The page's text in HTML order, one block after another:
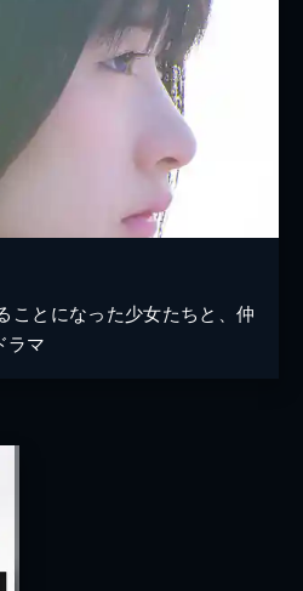
ことになった少女たちと、仲
ラマ